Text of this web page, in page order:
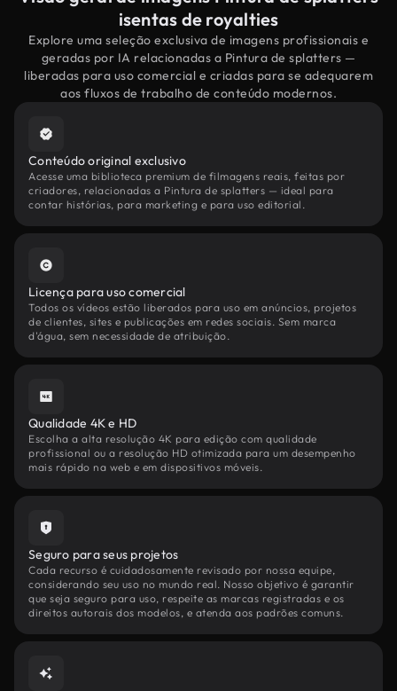
isentas de royalties
Explore uma seleção exclusiva de imagens profissionais e
geradas por IA relacionadas a Pintura de splatters —
liberadas para uso comercial e criadas para se adequarem
aos fluxos de trabalho de conteúdo modernos.
Conteúdo original exclusivo
Acesse uma biblioteca premium de filmagens reais, feitas por
criadores, relacionadas a Pintura de splatters — ideal para
contar histórias, para marketing e para uso editorial.
Licença para uso comercial
Todos os vídeos estão liberados para uso em anúncios, projetos
de clientes, sites e publicações em redes sociais. Sem marca
d'água, sem necessidade de atribuição.
Qualidade 4K e HD
Escolha a alta resolução 4K para edição com qualidade
profissional ou a resolução HD otimizada para um desempenho
mais rápido na web e em dispositivos móveis.
Seguro para seus projetos
Cada recurso é cuidadosamente revisado por nossa equipe,
considerando seu uso no mundo real. Nosso objetivo é garantir
que seja seguro para uso, respeite as marcas registradas e os
direitos autorais dos modelos, e atenda aos padrões comuns.